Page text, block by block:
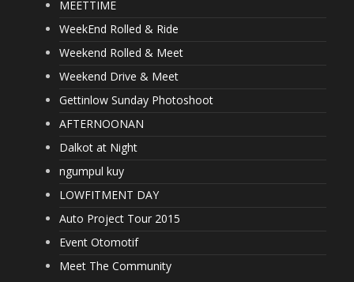
MEETTIME
WeekEnd Rolled & Ride
Weekend Rolled & Meet
Weekend Drive & Meet
Gettinlow Sunday Photoshoot
AFTERNOONAN
Dalkot at Night
ngumpul kuy
LOWFITMENT DAY
Auto Project Tour 2015
Event Otomotif
Meet The Community